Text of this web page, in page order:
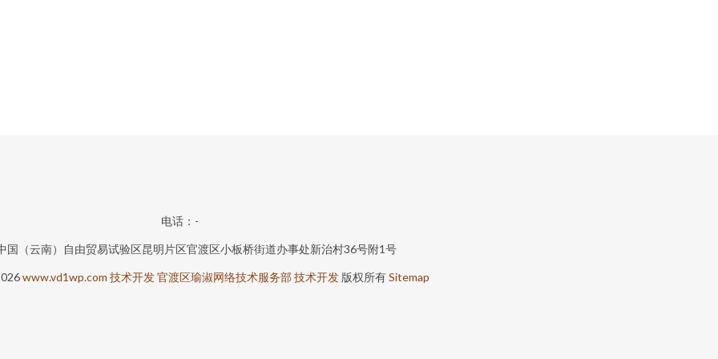
电话：-
国（云南）自由贸易试验区昆明片区官渡区小板桥街道办事处新治村36号附1号
www.vd1wp.com 技术开发官渡区瑜淑网络技术服务部技术开发 版权所有Sitemap